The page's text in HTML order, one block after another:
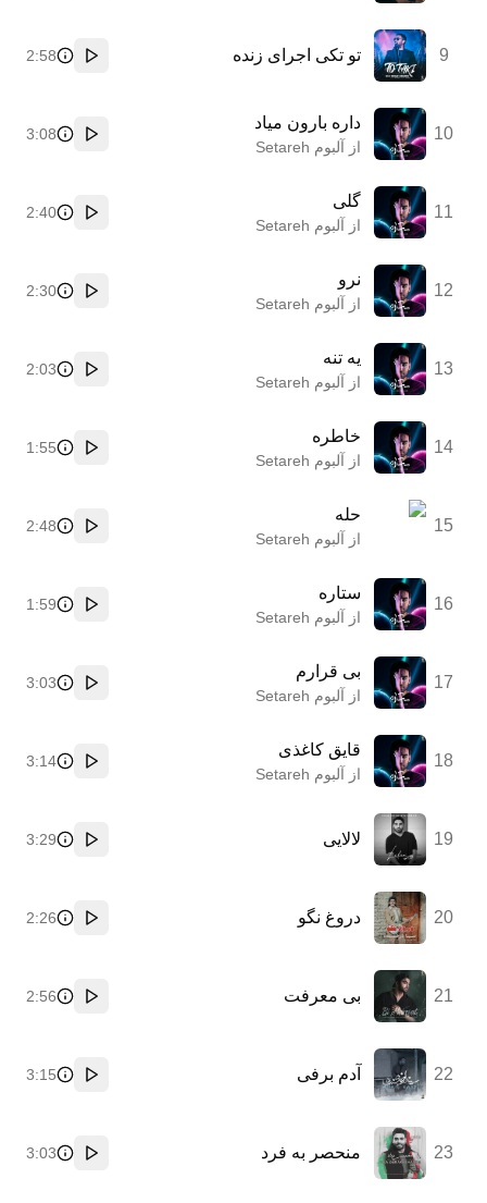
9 تو تکی اجرای زنده
پخش
2:58
10
داره بارون میاد
از آلبوم Setareh پخش
3:08
11
گلی
از آلبوم Setareh پخش
2:40
12
نرو
از آلبوم Setareh پخش
2:30
13
یه تنه
از آلبوم Setareh پخش
2:03
14
خاطره
از آلبوم Setareh پخش
1:55
15
حله
از آلبوم Setareh پخش
2:48
16
ستاره
از آلبوم Setareh پخش
1:59
17
بی قرارم
از آلبوم Setareh پخش
3:03
18
قایق کاغذی
از آلبوم Setareh پخش
3:14
19 لالایی
پخش
3:29
20 دروغ نگو
پخش
2:26
21 بی معرفت
پخش
2:56
22 آدم برفی
پخش
3:15
23 منحصر به فرد
پخش
3:03